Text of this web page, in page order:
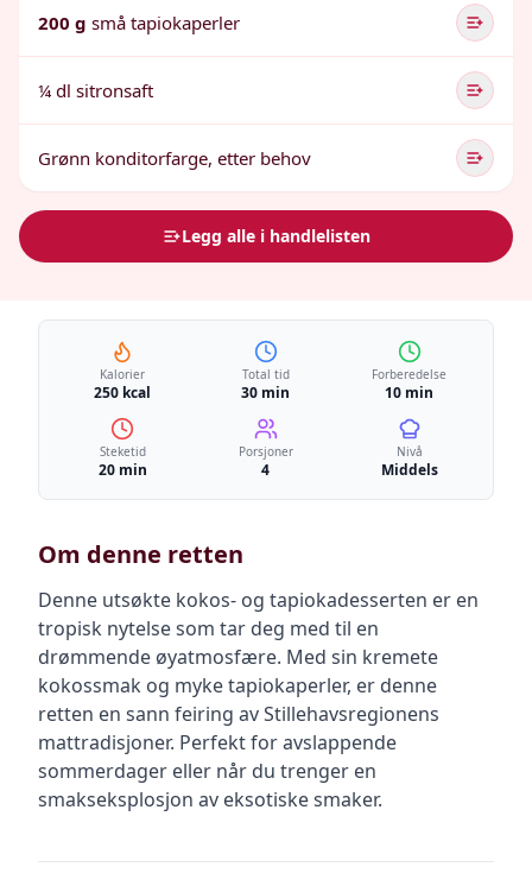
200 g små tapiokaperler
¼ dl sitronsaft
Grønn konditorfarge, etter behov
Legg alle i handlelisten
Kalorier
250 kcal
Total tid
30 min
Forberedelse
10 min
Steketid
20 min
Porsjoner
4
Nivå
Middels
Om denne retten
Denne utsøkte kokos- og tapiokadesserten er en
tropisk nytelse som tar deg med til en
drømmende øyatmosfære. Med sin kremete
kokossmak og myke tapiokaperler, er denne
retten en sann feiring av Stillehavsregionens
mattradisjoner. Perfekt for avslappende
sommerdager eller når du trenger en
smakseksplosjon av eksotiske smaker.